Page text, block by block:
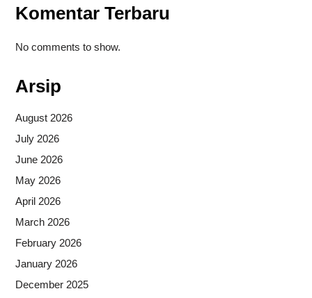
Komentar Terbaru
No comments to show.
Arsip
August 2026
July 2026
June 2026
May 2026
April 2026
March 2026
February 2026
January 2026
December 2025